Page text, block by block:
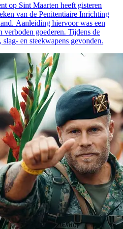
op Sint Maarten heeft gisteren
van de Penitentiaire Inrichting
Aanleiding hiervoor was een
verboden goederen. Tijdens de
en steekwapens gevonden.